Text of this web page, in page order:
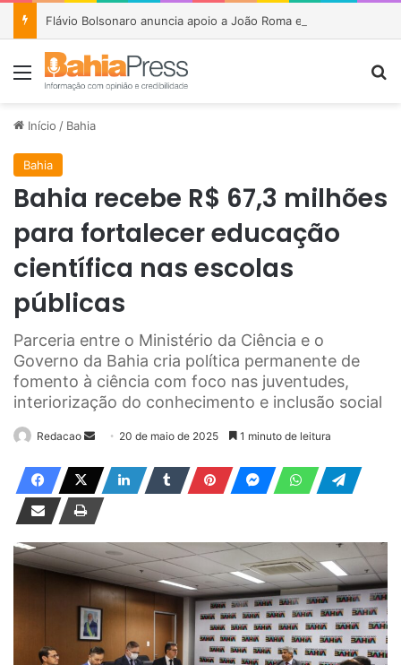
Menu
Início / Bahia
Bahia
Bahia recebe R$ 67,3 milhões
para fortalecer educação
científica nas escolas
públicas
Parceria entre o Ministério da Ciência e o
Governo da Bahia cria política permanente de
fomento à ciência com foco nas juventudes,
interiorização do conhecimento e inclusão social
Redacao
n
d
e
u
m
e
-
m
a
20 de maio de 2025 1 minuto de leitura